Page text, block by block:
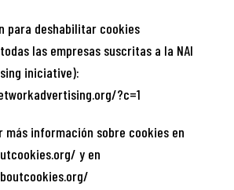
para deshabilitar cookies
las empresas suscritas a la NAI
iniciative):
?c=1
más información sobre cookies en
y en